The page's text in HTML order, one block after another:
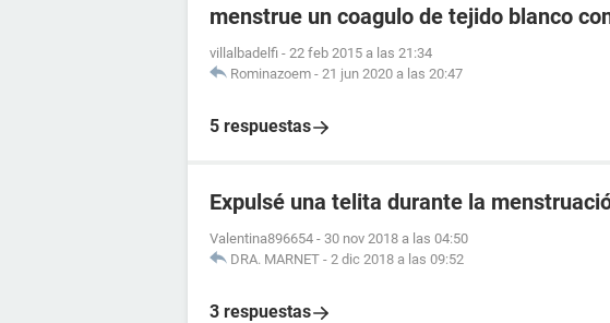
menstrue un coagulo de tejido blanco
villalbadelfi - 22 feb 2015 a las 21:34
Rominazoem - 21 jun 2020 a las 20:47
5 respuestas
Expulsé una telita durante la
Valentina896654 - 30 nov 2018 a las 04:50
DRA. MARNET - 2 dic 2018 a las 09:52
3 respuestas